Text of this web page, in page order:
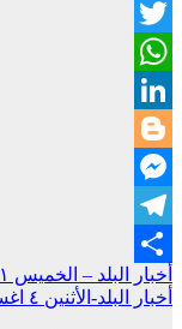
Link
Facebook
Twitter
WhatsApp
LinkedIn
Blogger
Messenger
Telegram
Share
تصفّح
المقالات
أخبار البلد – الخميس ٣١ يوليو ٢٠٢٥م
أخبار البلد-الأثنين ٤ اغسطس ٢٠٢٥م